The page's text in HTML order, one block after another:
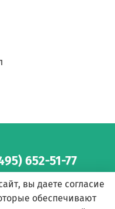
652-51-77
вы даете согласие
обеспечивают